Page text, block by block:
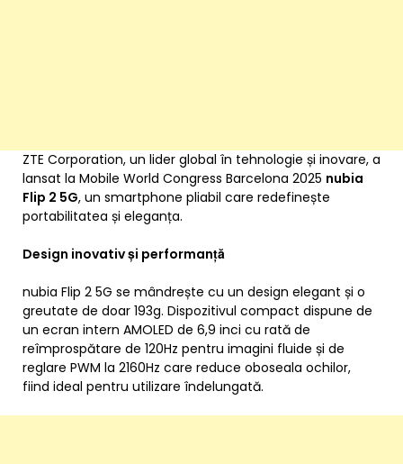
ZTE Corporation, un lider global în tehnologie și inovare, a
lansat la Mobile World Congress Barcelona 2025 nubia
Flip 2 5G, un smartphone pliabil care redefinește
portabilitatea și eleganța.
Design inovativ și performanță
nubia Flip 2 5G se mândrește cu un design elegant și o
greutate de doar 193g. Dispozitivul compact dispune de
un ecran intern AMOLED de 6,9 inci cu rată de
reîmprospătare de 120Hz pentru imagini fluide și de
reglare PWM la 2160Hz care reduce oboseala ochilor,
fiind ideal pentru utilizare îndelungată.